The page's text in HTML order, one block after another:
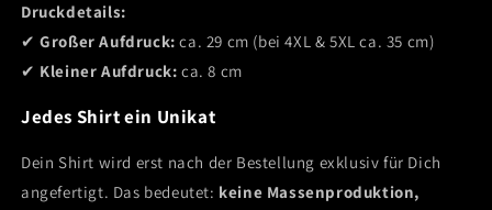
Druckdetails:
✔Großer Aufdruck: ca. 29 cm (bei 4XL & 5XL ca. 35 cm)
✔ Kleiner Aufdruck: ca. 8 cm
Jedes Shirt ein Unikat
Dein Shirt wird erst nach der Bestellung exklusiv für Dich
angefertigt. Das bedeutet: keine Massenproduktion,